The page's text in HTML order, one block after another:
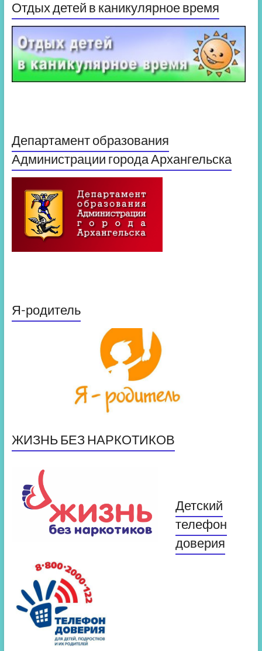
Отдых детей в каникулярное время
Департамент образования
Администрации города Архангельска
Я-родитель
ЖИЗНЬ БЕЗ НАРКОТИКОВ
Детский
телефон
доверия